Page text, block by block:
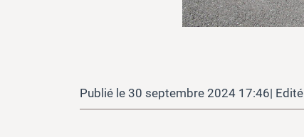
30 septembre 2024 17:46